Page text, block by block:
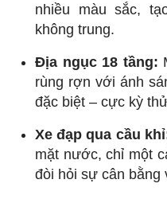
nhiều màu sắc,
không trung.
Địa ngục 18 tầng:
rùng rợn với ánh
đặc biệt – cực kỳ
Xe đạp qua cầu
mặt nước, chỉ một
đòi hỏi sự cân bằng